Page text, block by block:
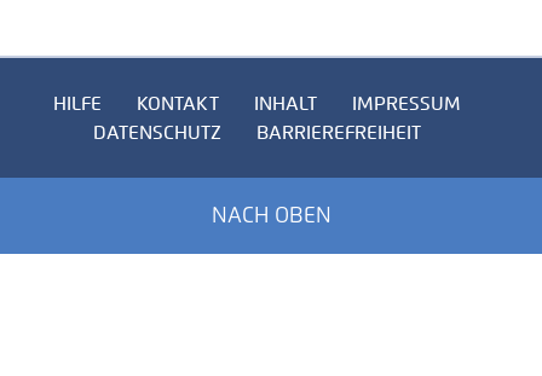
HILFE KONTAKT INHALT
IMPRESSUM
DATENSCHUTZ
BARRIEREFREIHEIT
NACH OBEN